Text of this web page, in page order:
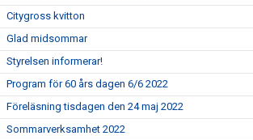
Citygross kvitton
Glad midsommar
Styrelsen informerar!
Program för 60 års dagen 6/6 2022
Föreläsning tisdagen den 24 maj 2022
Sommarverksamhet 2022